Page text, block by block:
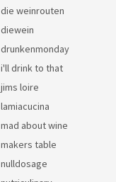
die weinrouten
diewein
drunkenmonday
i'll drink to that
jims loire
lamiacucina
mad about wine
makers table
nulldosage